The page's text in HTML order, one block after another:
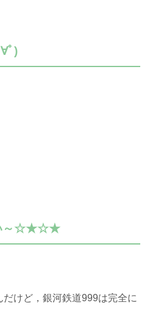
ﾟ)
い～☆★☆★
けど，銀河鉄道999は完全に